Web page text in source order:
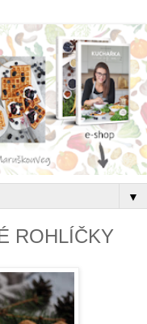
▼
ROHLÍČKY